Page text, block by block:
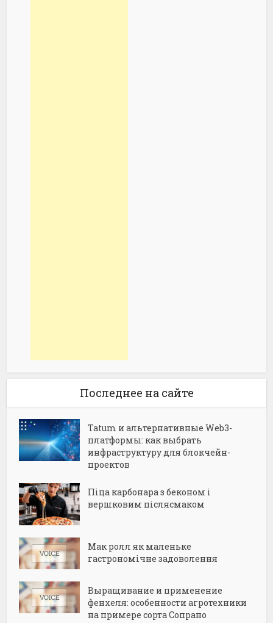
Последнее на сайте
Tatum и альтернативные Web3-
платформы: как выбрать
инфраструктуру для блокчейн-
проектов
Піца карбонара з беконом і
вершковим післясмаком
Мак ролл як маленьке
гастрономічне задоволення
Выращивание и применение
фенхеля: особенности агротехники
на примере сорта Сопрано